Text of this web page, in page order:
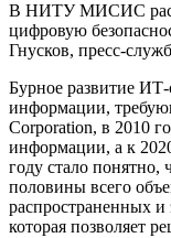
В НИТУ МИСИС
цифровую
Гнусков, пресс-
Бурное развитие
информации,
Corporation, в 2010
информации, а к
году стало понятно,
половины всего
распространенных
которая позволяет